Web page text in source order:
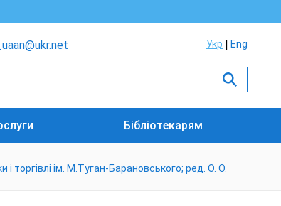
Укр Eng
Бібліотекарям
торгівлі ім. М.Туган-Барановського; ред. О. О.